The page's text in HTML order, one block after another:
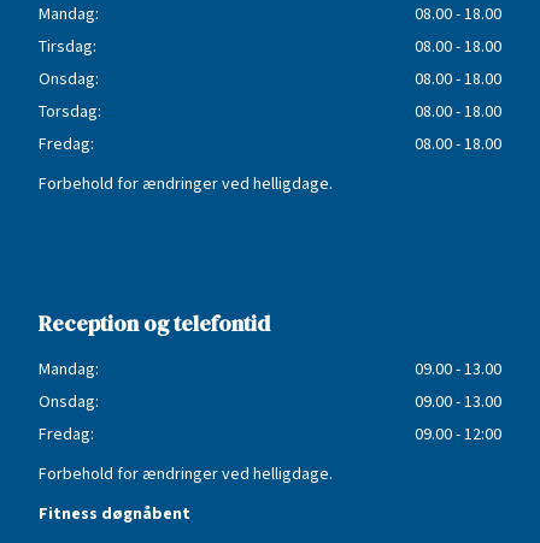
Mandag:
08.00 - 18.00
Tirsdag:
08.00 - 18.00
Onsdag:
08.00 - 18.00
Torsdag:
08.00 - 18.00
Fredag:
08.00 - 18.00
Forbehold for ændringer ved helligdage.
Reception og telefontid
Mandag:
09.00 - 13.00
Onsdag:
09.00 - 13.00
Fredag:
09.00 - 12:00
Forbehold for ændringer ved helligdage.
Fitness døgnåbent